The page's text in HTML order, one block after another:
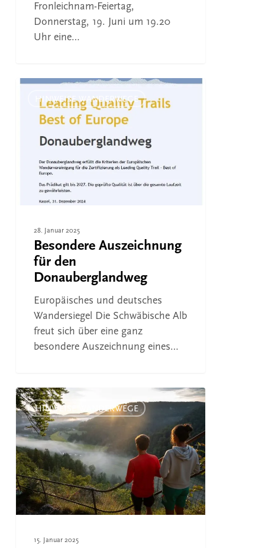
Fronleichnam-Feiertag,
Donnerstag, 19. Juni um 19.20
Uhr eine…
Besondere
Auszeichnung
Donauberglandweg
HINWEISE WANDERWEGE
28. Januar 2025
Besondere Auszeichnung
für den
Donauberglandweg
Europäisches und deutsches
Wandersiegel Die Schwäbische Alb
freut sich über eine ganz
besondere Auszeichnung eines…
Nachts
im
Süden
HINWEISE WANDERWEGE
15. Januar 2025